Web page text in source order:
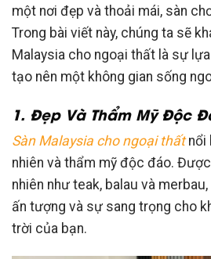
một nơi đẹp và thoải mái, sàn
Trong bài viết này, chúng ta sẽ
Malaysia cho ngoại thất là sự
tạo nên một không gian sống
1. Đẹp Và Thẩm Mỹ Độc
Sàn Malaysia cho ngoại thất nổi
nhiên và thẩm mỹ độc đáo.
nhiên như teak, balau và
ấn tượng và sự sang trọng cho
trời của bạn.